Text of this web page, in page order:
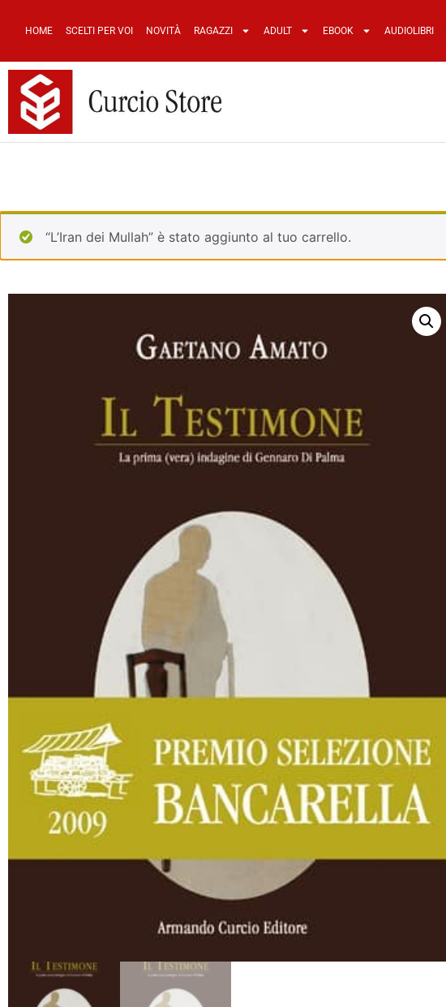
HOME SCELTI PER VOI NOVITÀ RAGAZZI ADULT EBOOK AUDIOLIBRI
“L’Iran dei Mullah” è stato aggiunto al tuo carrello.